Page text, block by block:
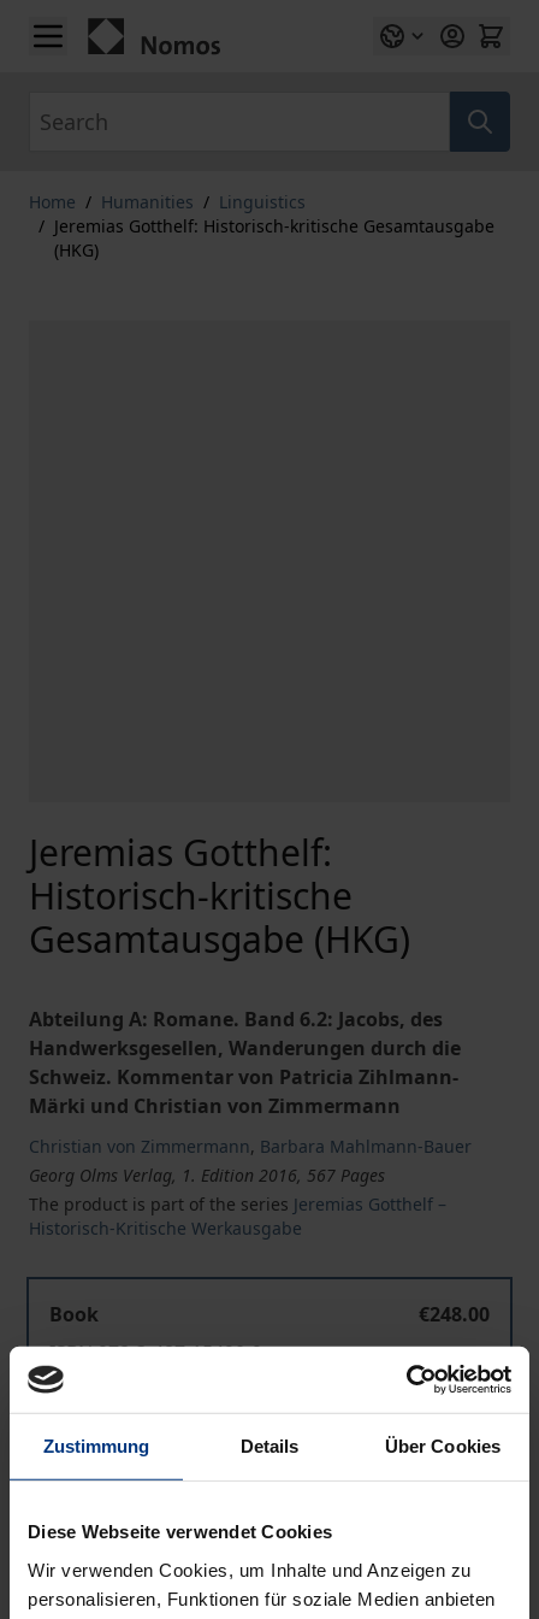
Zustimmung Details Über Cookies
Diese Webseite verwendet Cookies
Wir verwenden Cookies, um Inhalte und Anzeigen zu
personalisieren, Funktionen für soziale Medien anbieten
Skip to Content
Home / Humanities / Linguistics
/ Jeremias Gotthelf: Historisch-kritische Gesamtausgabe
(HKG)
Jeremias Gotthelf:
Historisch-kritische
Gesamtausgabe (HKG)
Abteilung A: Romane. Band 6.2: Jacobs, des
Handwerksgesellen, Wanderungen durch die
Schweiz. Kommentar von Patricia Zihlmann-
Märki und Christian von Zimmermann
Christian von Zimmermann, Barbara Mahlmann-Bauer
Georg Olms Verlag, 1. Edition 2016, 567 Pages
The product is part of the series Jeremias Gotthelf –
Historisch-Kritische Werkausgabe
Book
€248.00
ISBN 978-3-487-15490-9
Available
Prices include VAT. Depending on the delivery address, VAT
Add to Cart
Add to Wish List